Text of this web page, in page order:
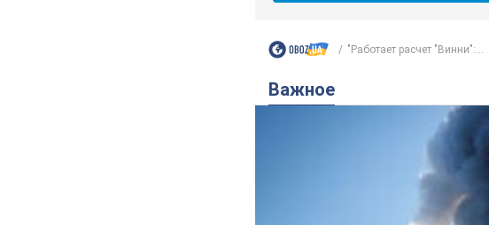
"Работает расчет "Винни":...
Важное